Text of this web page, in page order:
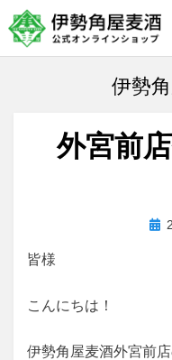
伊勢
外宮前
投
皆様
こんにちは！
伊勢角屋麦酒外宮前